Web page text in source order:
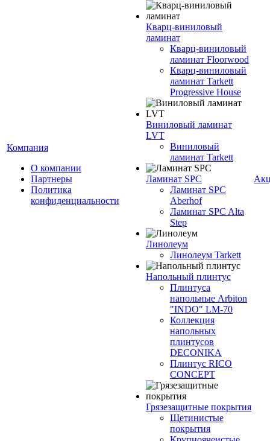
Компания
О компании
Партнеры
Политика
конфиденциальности
Кварц-виниловый
ламинат
Кварц-виниловый
ламинат Floorwood
Кварц-виниловый
ламинат Tarkett
Progressive House
Виниловый ламинат
LVT
Виниловый
ламинат Tarkett
Ламинат SPC
Ламинат SPC
Aberhof
Ламинат SPC Alta
Step
Линолеум
Линолеум Tarkett
Напольный плинтус
Плинтуса
напольные Arbiton
"INDO" LM-70
Коллекция
напольных
плинтусов
DECONIKA
Плинтус RICO
CONCEPT
Грязезащитные покрытия
Щетинистые
покрытия